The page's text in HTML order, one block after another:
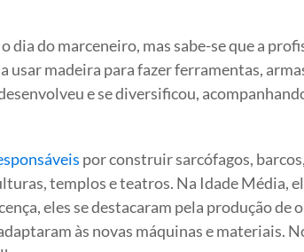
dia do marceneiro, mas sabe-se que a
madeira para fazer ferramentas,
e se diversificou,
por construir sarcófagos,
templos e teatros. Na Idade Média,
eles se destacaram pela produção de
às novas máquinas e materiais.